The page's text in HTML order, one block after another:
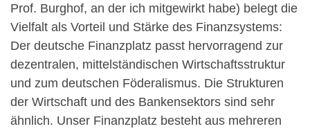
Prof. Burghof, an der ich mitgewirkt habe) belegt die
Vielfalt als Vorteil und Stärke des Finanzsystems:
Der deutsche Finanzplatz passt hervorragend zur
dezentralen, mittelständischen Wirtschaftsstruktur
und zum deutschen Föderalismus. Die Strukturen
der Wirtschaft und des Bankensektors sind sehr
ähnlich. Unser Finanzplatz besteht aus mehreren